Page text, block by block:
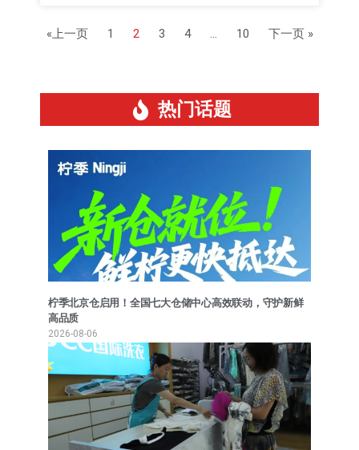
«上一页 1 2 3 4 … 10 下一页 »
热门话题
柠季北京仓启用！全国七大仓储中心高效联动，守护新鲜
高品质
2026-08-06